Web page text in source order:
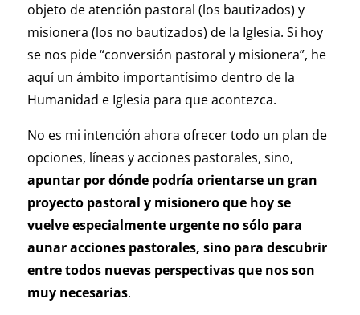
objeto de atención pastoral (los bautizados) y
misionera (los no bautizados) de la Iglesia. Si hoy
se nos pide “conversión pastoral y misionera”, he
aquí un ámbito importantísimo dentro de la
Humanidad e Iglesia para que acontezca.
No es mi intención ahora ofrecer todo un plan de
opciones, líneas y acciones pastorales, sino,
apuntar por dónde podría orientarse un gran
proyecto pastoral y misionero que hoy se
vuelve especialmente urgente no sólo para
aunar acciones pastorales, sino para descubrir
entre todos nuevas perspectivas que nos son
muy necesarias.